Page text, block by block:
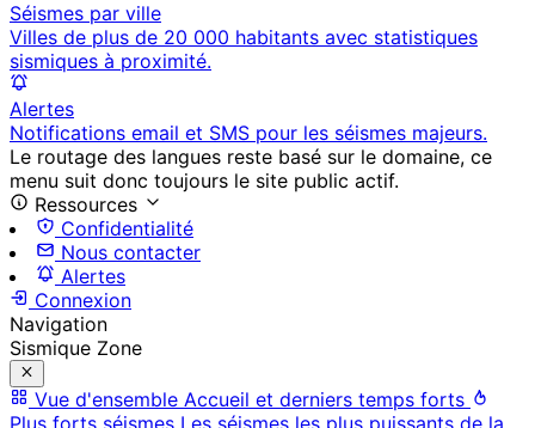
Séismes par ville
Villes de plus de 20 000 habitants avec statistiques
sismiques à proximité.
Alertes
Notifications email et SMS pour les séismes majeurs.
Le routage des langues reste basé sur le domaine, ce
menu suit donc toujours le site public actif.
Ressources
Confidentialité
Nous contacter
Alertes
Connexion
Navigation
Sismique Zone
Vue d'ensemble Accueil et derniers temps forts
Plus forts séismes Les séismes les plus puissants de la